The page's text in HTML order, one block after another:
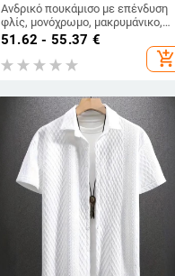
Ανδρικό πουκάμισο με επένδυση
φλίς, μονόχρωμο, μακρυμάνικο,
επαγγελματικό-χαλαρό στυλ
51.62 - 55.37 €
add_shopping_cart